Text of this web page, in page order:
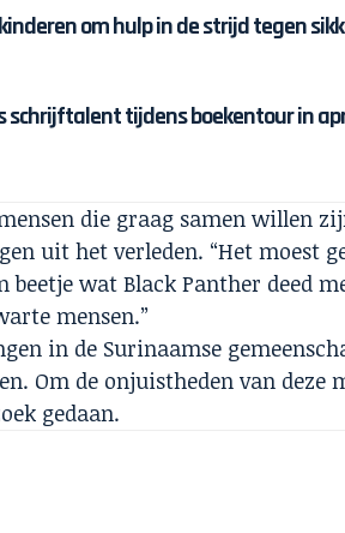
om hulp in de strijd tegen
schrijftalent tijdens boekentour in
die graag samen willen
uit het verleden. “Het moest
beetje wat Black Panther deed
mensen.”
in de Surinaamse
Om de onjuistheden van deze
gedaan.